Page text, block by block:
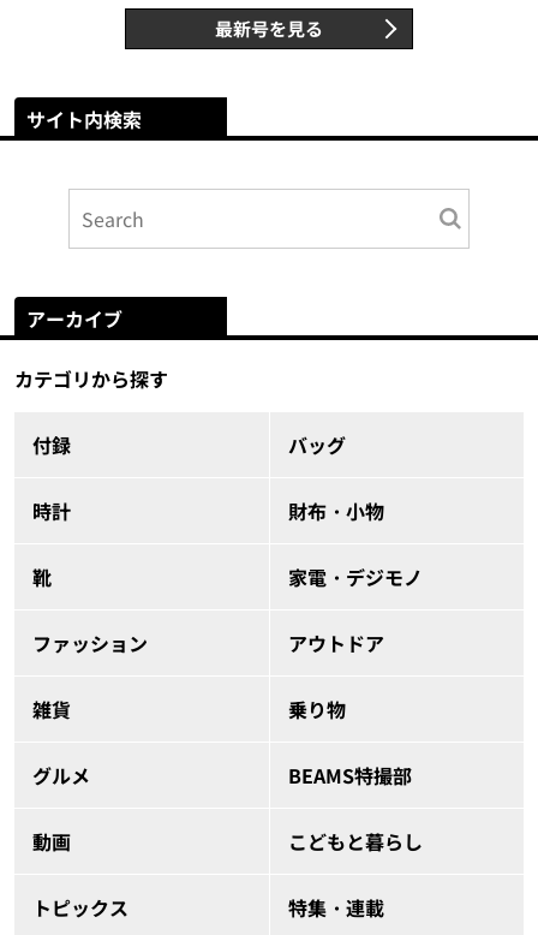
最新号を見る
サイト内検索
アーカイブ
カテゴリから探す
付録 バッグ
時計 財布・小物
靴 家電・デジモノ
ファッション アウトドア
雑貨 乗り物
グルメ BEAMS特撮部
動画 こどもと暮らし
トピックス 特集・連載